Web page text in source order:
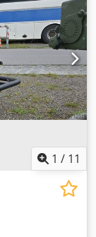
1 / 11